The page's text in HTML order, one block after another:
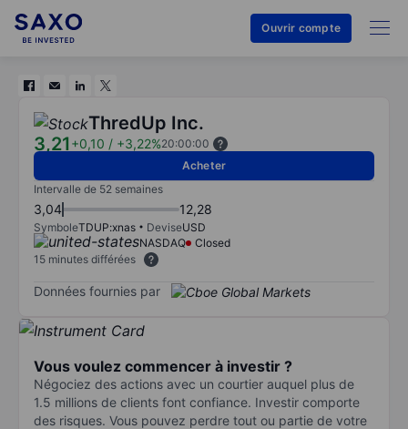
Ouvrir compte
ThredUp Inc.
3,21+0,10 / +3,22%20:00:00
Acheter
Intervalle de 52 semaines
3,04 12,28
SymboleTDUP:xnas DeviseUSD
NASDAQ
Closed
15 minutes différées
Données fournies par
Vous voulez commencer à investir ?
Négociez des actions avec un courtier auquel plus de
1.5 millions de clients font confiance. Investir comporte
des risques. Vous pouvez perdre tout ou partie de votre